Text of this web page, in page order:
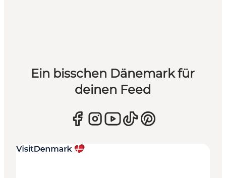
Ein bisschen Dänemark für
deinen Feed